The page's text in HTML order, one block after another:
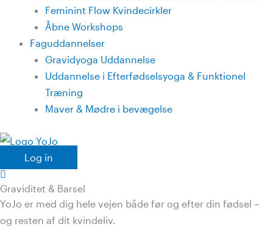
Feminint Flow Kvindecirkler
Åbne Workshops
Faguddannelser
Gravidyoga Uddannelse
Uddannelse i Efterfødselsyoga & Funktionel
Træning
Maver & Mødre i bevægelse
Log in
Graviditet & Barsel
YoJo er med dig hele vejen både før og efter din fødsel –
og resten af dit kvindeliv.